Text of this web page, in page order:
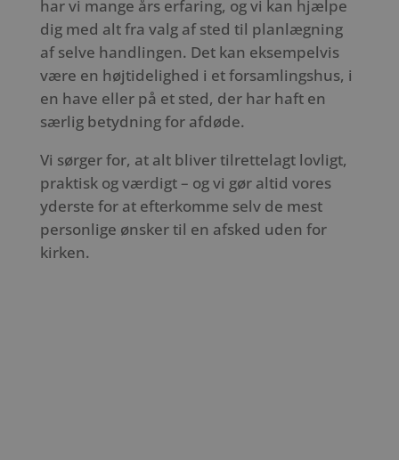
har vi mange års erfaring, og vi kan hjælpe
dig med alt fra valg af sted til planlægning
af selve handlingen. Det kan eksempelvis
være en højtidelighed i et forsamlingshus, i
en have eller på et sted, der har haft en
særlig betydning for afdøde.
Vi sørger for, at alt bliver tilrettelagt lovligt,
praktisk og værdigt – og vi gør altid vores
yderste for at efterkomme selv de mest
personlige ønsker til en afsked uden for
kirken.